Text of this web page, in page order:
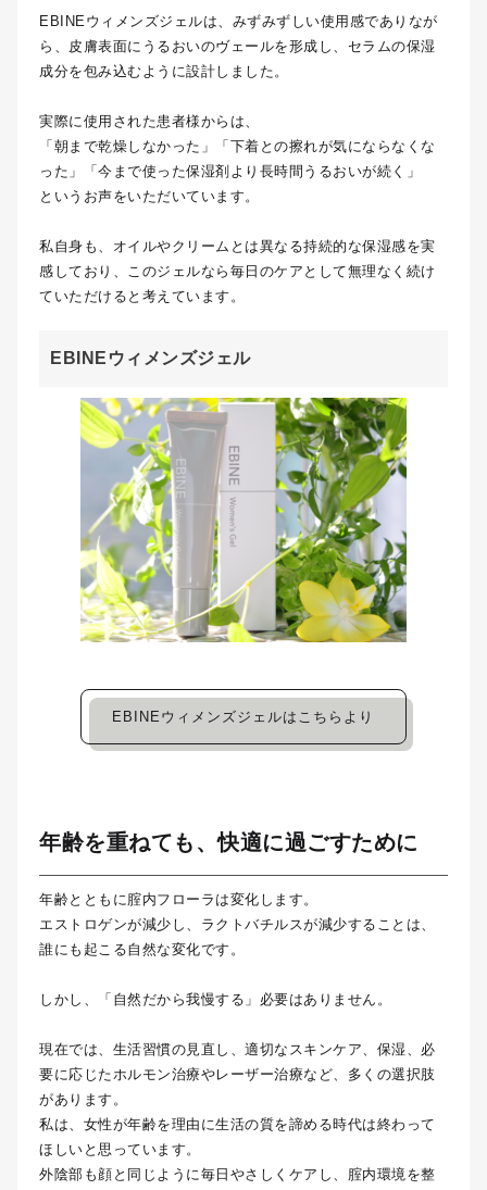
EBINEウィメンズジェルは、みずみずしい使用感でありなが
ら、皮膚表面にうるおいのヴェールを形成し、セラムの保湿
成分を包み込むように設計しました。
実際に使用された患者様からは、
「朝まで乾燥しなかった」「下着との擦れが気にならなくな
った」「今まで使った保湿剤より長時間うるおいが続く」
というお声をいただいています。
私自身も、オイルやクリームとは異なる持続的な保湿感を実
感しており、このジェルなら毎日のケアとして無理なく続け
ていただけると考えています。
EBINEウィメンズジェル
EBINEウィメンズジェルはこちらより
年齢を重ねても、快適に過ごすために
年齢とともに腟内フローラは変化します。
エストロゲンが減少し、ラクトバチルスが減少することは、
誰にも起こる自然な変化です。
しかし、「自然だから我慢する」必要はありません。
現在では、生活習慣の見直し、適切なスキンケア、保湿、必
要に応じたホルモン治療やレーザー治療など、多くの選択肢
があります。
私は、女性が年齢を理由に生活の質を諦める時代は終わって
ほしいと思っています。
外陰部も顔と同じように毎日やさしくケアし、腟内環境を整